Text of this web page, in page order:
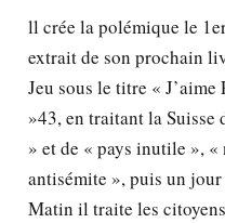
ll crée la polémique le
extrait de son prochain
Jeu sous le titre «
»43, en traitant la Suisse
» et de « pays inutile »,
antisémite », puis un
Matin il traite les